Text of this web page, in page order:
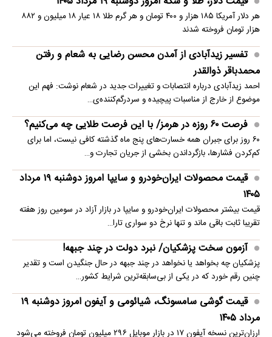
هر دلار آمریکا ۱۸۵ هزار و ۴۰۰ تومان و هر گرم طلا ۱۸ عیار ۱۸ میلیون و ۸۸۲
هزار تومان فروخته شدند
تفسیر زیدآبادی از آمدن محسن رضایی به شعام و رفتن
محمدباقر ذوالقدر
احمد زیدآبادی درباره انتصابات و تغییرات جدید در شعام نوشت: فهم این
موضوع از خارج از مناسبات پیچیده و سردرگم‌کننده‌ی…
فرصت ۶۰ روزه در هرمز/ با این فرصت طلایی چه می‌کنیم؟
۶۰ روز برای جبران همه خسارت‌های پنج ماه گذشته کافی نیست، اما برای
کم‌کردن فشارها، بازگرداندن بخشی از جریان تجارت و…
قیمت محصولات ایران‌خودرو و سایپا امروز دوشنبه ۱۹ مرداد
۱۴۰۵
قیمت بیشتر محصولات ایران‌خودرو و سایپا در بازار آزاد در سومین روز هفته
تقریبا ثابت باقی ماند و تنها نرخ دو سواری تارا…
آزمون سخت پزشکیان/ نبرد دولت در چند جبهه!
پزشکیان چه بخواهد یا نخواهد در چند جبهه در حال جنگیدن است و تقدیر
چنین رقم خورد که در یکی از بی‌سابقه‌ترین شرایط کشور…
قیمت گوشی سامسونگ، شیائومی و آیفون امروز دوشنبه ۱۹
مرداد ۱۴۰۵
ارزان‌ترین نسخه آیفون ۱۷ در بازار موبایل ۲۹۶ میلیون تومان فروخته می‌شود